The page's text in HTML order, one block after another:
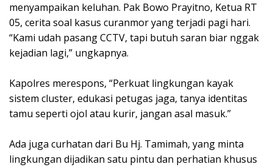
menyampaikan keluhan. Pak Bowo Prayitno, Ketua RT
05, cerita soal kasus curanmor yang terjadi pagi hari.
“Kami udah pasang CCTV, tapi butuh saran biar nggak
kejadian lagi,” ungkapnya.
Kapolres merespons, “Perkuat lingkungan kayak
sistem cluster, edukasi petugas jaga, tanya identitas
tamu seperti ojol atau kurir, jangan asal masuk.”
Ada juga curhatan dari Bu Hj. Tamimah, yang minta
lingkungan dijadikan satu pintu dan perhatian khusus